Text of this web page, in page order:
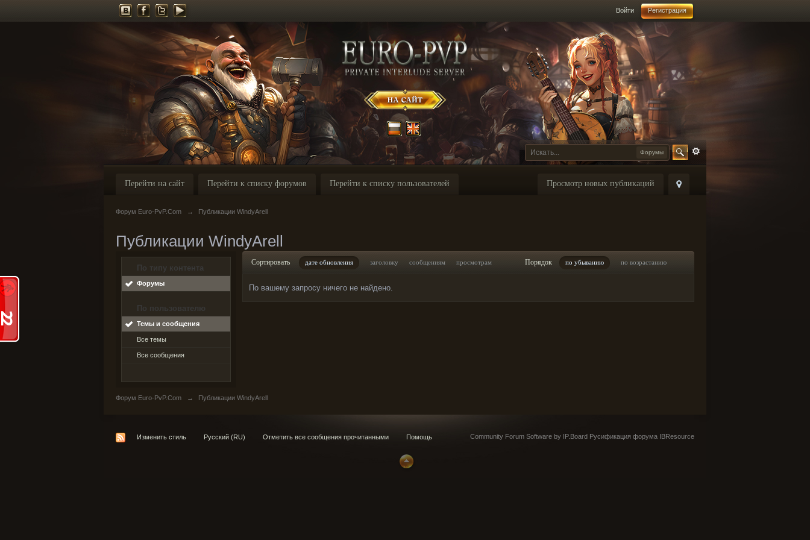
Войти Регистрация
Форумы
Просмотр новых публикаций
Перейти на сайт Перейти к списку форумов Перейти к списку пользователей
Форум Euro-PvP.Com → Публикации WindyArell
Публикации WindyArell
По типу контента
Форумы
По пользователю
Темы и сообщения
Все темы
Все сообщения
Сортировать дате обновления заголовку сообщениям просмотрам Порядок по убыванию по возрастанию
По вашему запросу ничего не найдено.
Форум Euro-PvP.Com → Публикации WindyArell
Изменить стиль Русский (RU) Отметить все сообщения прочитанными Помощь Community Forum Software by IP.Board Русификация форума IBResource